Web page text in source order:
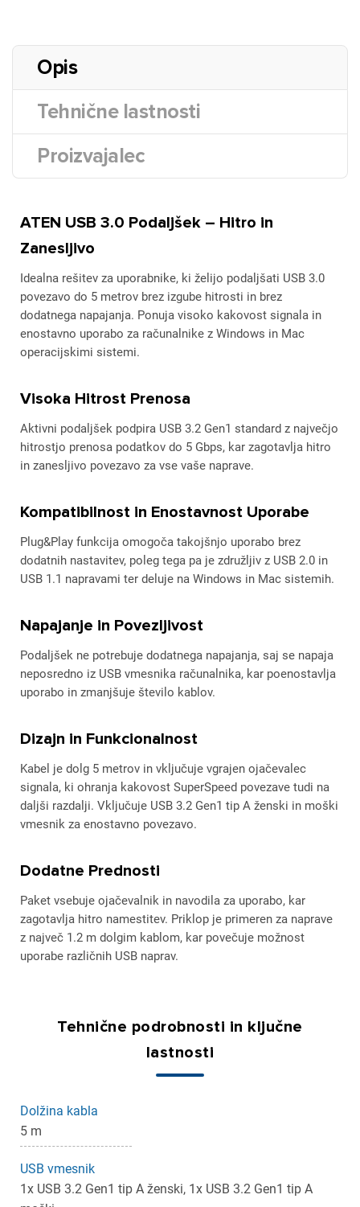
Opis
Tehnične lastnosti
Proizvajalec
ATEN USB 3.0 Podaljšek – Hitro in
Zanesljivo
Idealna rešitev za uporabnike, ki želijo podaljšati USB 3.0
povezavo do 5 metrov brez izgube hitrosti in brez
dodatnega napajanja. Ponuja visoko kakovost signala in
enostavno uporabo za računalnike z Windows in Mac
operacijskimi sistemi.
Visoka Hitrost Prenosa
Aktivni podaljšek podpira USB 3.2 Gen1 standard z največjo
hitrostjo prenosa podatkov do 5 Gbps, kar zagotavlja hitro
in zanesljivo povezavo za vse vaše naprave.
Kompatibilnost in Enostavnost Uporabe
Plug&Play funkcija omogoča takojšnjo uporabo brez
dodatnih nastavitev, poleg tega pa je združljiv z USB 2.0 in
USB 1.1 napravami ter deluje na Windows in Mac sistemih.
Napajanje in Povezljivost
Podaljšek ne potrebuje dodatnega napajanja, saj se napaja
neposredno iz USB vmesnika računalnika, kar poenostavlja
uporabo in zmanjšuje število kablov.
Dizajn in Funkcionalnost
Kabel je dolg 5 metrov in vključuje vgrajen ojačevalec
signala, ki ohranja kakovost SuperSpeed povezave tudi na
daljši razdalji. Vključuje USB 3.2 Gen1 tip A ženski in moški
vmesnik za enostavno povezavo.
Dodatne Prednosti
Paket vsebuje ojačevalnik in navodila za uporabo, kar
zagotavlja hitro namestitev. Priklop je primeren za naprave
z največ 1.2 m dolgim kablom, kar povečuje možnost
uporabe različnih USB naprav.
Tehnične podrobnosti in ključne
lastnosti
Dolžina kabla
5 m
USB vmesnik
1x USB 3.2 Gen1 tip A ženski, 1x USB 3.2 Gen1 tip A
Prijava
Za dodajanje na seznam želja morate biti prijavljeni.